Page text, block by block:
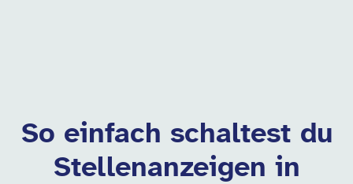
So einfach schaltest du
Stellenanzeigen in